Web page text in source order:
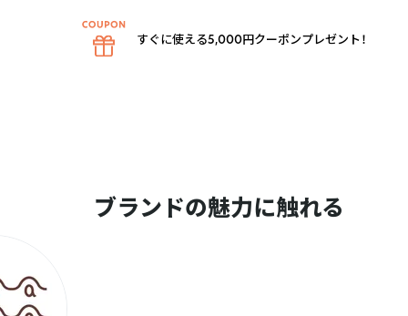
ブランドの魅力に触れる
すぐに使える5,000円クーポンプレゼント！